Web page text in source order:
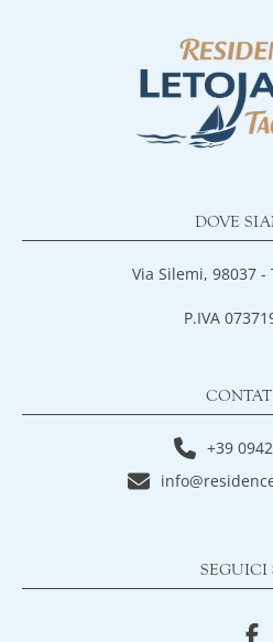
DOVE
Via Silemi, 98037 -
P.IVA
+39
SEGUICI